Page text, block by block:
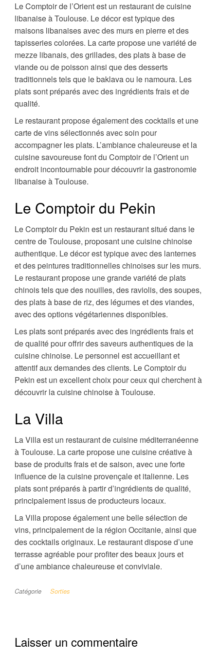
Le Comptoir de l’Orient est un restaurant de cuisine
libanaise à Toulouse. Le décor est typique des
maisons libanaises avec des murs en pierre et des
tapisseries colorées. La carte propose une variété de
mezze libanais, des grillades, des plats à base de
viande ou de poisson ainsi que des desserts
traditionnels tels que le baklava ou le namoura. Les
plats sont préparés avec des ingrédients frais et de
qualité.
Le restaurant propose également des cocktails et une
carte de vins sélectionnés avec soin pour
accompagner les plats. L’ambiance chaleureuse et la
cuisine savoureuse font du Comptoir de l’Orient un
endroit incontournable pour découvrir la gastronomie
libanaise à Toulouse.
Le Comptoir du Pekin
Le Comptoir du Pekin est un restaurant situé dans le
centre de Toulouse, proposant une cuisine chinoise
authentique. Le décor est typique avec des lanternes
et des peintures traditionnelles chinoises sur les murs.
Le restaurant propose une grande variété de plats
chinois tels que des nouilles, des raviolis, des soupes,
des plats à base de riz, des légumes et des viandes,
avec des options végétariennes disponibles.
Les plats sont préparés avec des ingrédients frais et
de qualité pour offrir des saveurs authentiques de la
cuisine chinoise. Le personnel est accueillant et
attentif aux demandes des clients. Le Comptoir du
Pekin est un excellent choix pour ceux qui cherchent à
découvrir la cuisine chinoise à Toulouse.
La Villa
La Villa est un restaurant de cuisine méditerranéenne
à Toulouse. La carte propose une cuisine créative à
base de produits frais et de saison, avec une forte
influence de la cuisine provençale et italienne. Les
plats sont préparés à partir d’ingrédients de qualité,
principalement issus de producteurs locaux.
La Villa propose également une belle sélection de
vins, principalement de la région Occitanie, ainsi que
des cocktails originaux. Le restaurant dispose d’une
terrasse agréable pour profiter des beaux jours et
d’une ambiance chaleureuse et conviviale.
Catégorie Sorties
Laisser un commentaire